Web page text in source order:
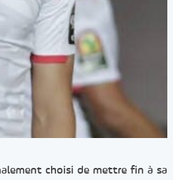
choisi de mettre fin à sa